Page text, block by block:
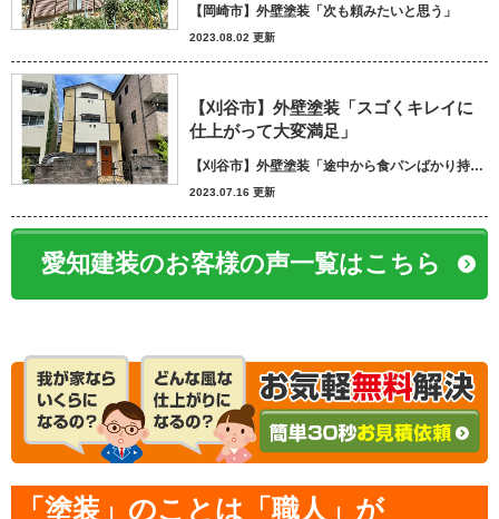
【岡崎市】外壁塗装「次も頼みたいと思う」
2023.08.02 更新
【刈谷市】外壁塗装「スゴくキレイに
仕上がって大変満足」
【刈谷市】外壁塗装「途中から食パンばかり持ってきてパン屋さんかと思いました笑」
2023.07.16 更新
愛知建装のお客様の声一覧はこちら
「塗装」のことは「職人」が